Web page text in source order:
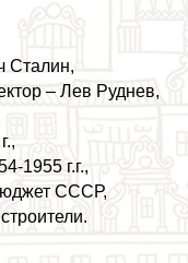
Сталин,
– Лев Руднев,
1955 г.г.,
СССР,